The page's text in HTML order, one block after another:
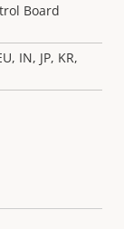
Board
IN, JP, KR,